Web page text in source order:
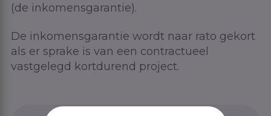
(de inkomensgarantie).
De inkomensgarantie wordt naar rato gekort
als er sprake is van een contractueel
vastgelegd kortdurend project.